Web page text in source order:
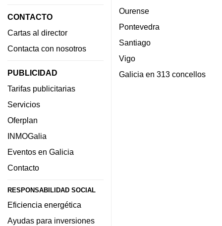
CONTACTO
Cartas al director
Contacta con nosotros
PUBLICIDAD
Tarifas publicitarias
Servicios
Oferplan
INMOGalia
Eventos en Galicia
Contacto
RESPONSABILIDAD SOCIAL
Eficiencia energética
Ayudas para inversiones
Ourense
Pontevedra
Santiago
Vigo
Galicia en 313 concellos